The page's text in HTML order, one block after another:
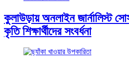
কুলাউড়ায় অনলাইন জার্নালিস্ট
কৃতি শিক্ষার্থীদের সংবর্ধনা